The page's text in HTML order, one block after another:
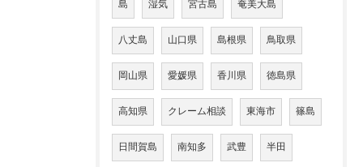
島 湿気 宮古島 奄美大島
八丈島 山口県 島根県 鳥取県
岡山県 愛媛県 香川県 徳島県
高知県 クレーム相談 東海市 篠島
日間賀島 南知多 武豊 半田